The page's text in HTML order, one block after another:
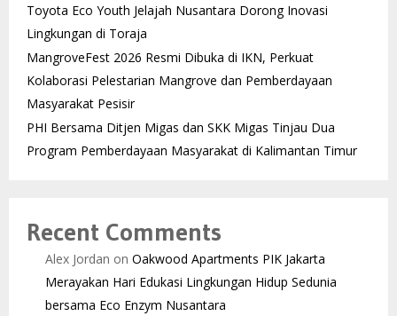
Toyota Eco Youth Jelajah Nusantara Dorong Inovasi
Lingkungan di Toraja
MangroveFest 2026 Resmi Dibuka di IKN, Perkuat
Kolaborasi Pelestarian Mangrove dan Pemberdayaan
Masyarakat Pesisir
PHI Bersama Ditjen Migas dan SKK Migas Tinjau Dua
Program Pemberdayaan Masyarakat di Kalimantan Timur
Recent Comments
Alex Jordan on Oakwood Apartments PIK Jakarta
Merayakan Hari Edukasi Lingkungan Hidup Sedunia
bersama Eco Enzym Nusantara